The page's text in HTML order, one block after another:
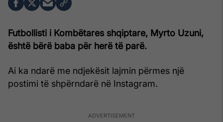
Futbollisti i Kombëtares shqiptare, Myrto Uzuni,
është bërë baba për herë të parë.
Ai ka ndarë me ndjekësit lajmin përmes një
postimi të shpërndarë në Instagram.